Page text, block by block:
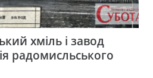
хміль і завод
радомисльського